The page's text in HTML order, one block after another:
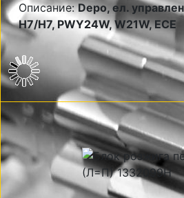
Описание:Depo, ел.
Н7/Н7, PWY24W, W21W, ECE